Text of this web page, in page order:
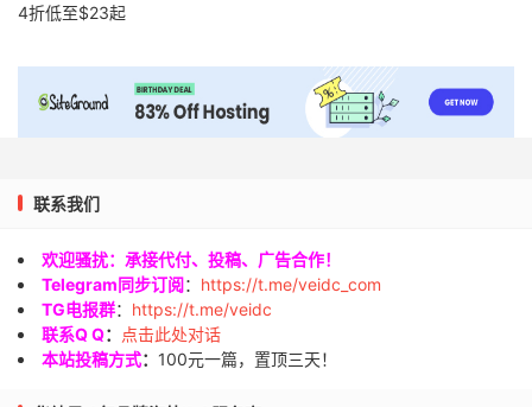
4折低至$23起
联系我们
欢迎骚扰：承接代付、投稿、广告合作！
Telegram同步订阅： https://t.me/veidc_com
TG电报群： https://t.me/veidc
联系Q Q：
点击此处对话
本站投稿方式： 100元一篇，置顶三天！